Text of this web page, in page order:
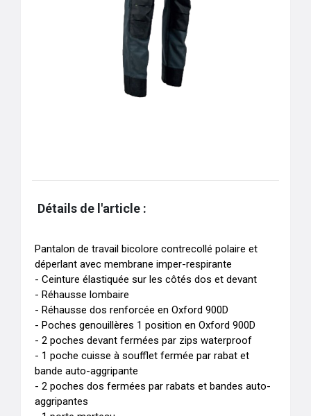
Détails de l'article :
Pantalon de travail bicolore contrecollé polaire et
déperlant avec membrane imper-respirante
- Ceinture élastiquée sur les côtés dos et devant
- Réhausse lombaire
- Réhausse dos renforcée en Oxford 900D
- Poches genouillères 1 position en Oxford 900D
- 2 poches devant fermées par zips waterproof
- 1 poche cuisse à soufflet fermée par rabat et
bande auto-aggripante
- 2 poches dos fermées par rabats et bandes auto-
aggripantes